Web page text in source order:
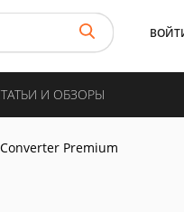
И ОБЗОРЫ
Premium